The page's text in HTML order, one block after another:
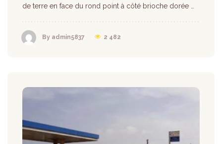
de terre en face du rond point à côté brioche dorée …
By admin5837 2 482